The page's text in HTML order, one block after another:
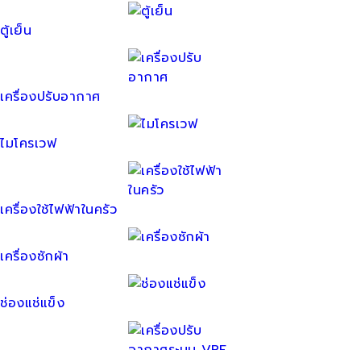
ตู้เย็น
เครื่องปรับอากาศ
ไมโครเวฟ
เครื่องใช้ไฟฟ้าในครัว
เครื่องซักผ้า
ช่องแช่แข็ง